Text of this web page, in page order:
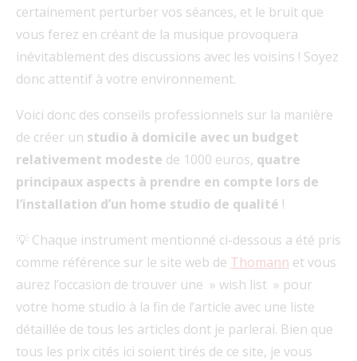
certainement perturber vos séances, et le bruit que
vous ferez en créant de la musique provoquera
inévitablement des discussions avec les voisins ! Soyez
donc attentif à votre environnement.
Voici donc des conseils professionnels sur la manière
de créer un studio à domicile avec un budget
relativement modeste de 1000 euros, quatre
principaux aspects à prendre en compte lors de
l’installation d’un home studio de qualité !
💡 Chaque instrument mentionné ci-dessous a été pris
comme référence sur le site web de Thomann et vous
aurez l’occasion de trouver une » wish list » pour
votre home studio à la fin de l’article avec une liste
détaillée de tous les articles dont je parlerai. Bien que
tous les prix cités ici soient tirés de ce site, je vous